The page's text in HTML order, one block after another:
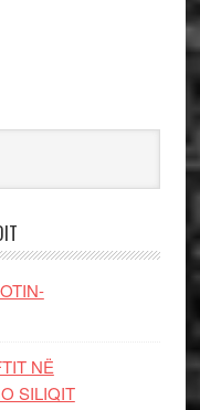
NË
SILIQIT